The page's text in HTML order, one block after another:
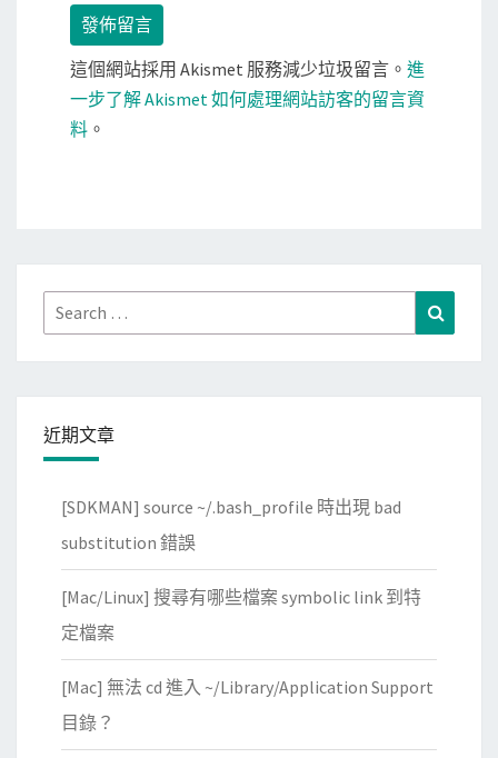
這個網站採用 Akismet 服務減少垃圾留言。 進
一步了解 Akismet 如何處理網站訪客的留言資
料 。
Search
for:
近期文章
[SDKMAN] source ~/.bash_profile 時出現 bad
substitution 錯誤
[Mac/Linux] 搜尋有哪些檔案 symbolic link 到特
定檔案
[Mac] 無法 cd 進入 ~/Library/Application Support
目錄？